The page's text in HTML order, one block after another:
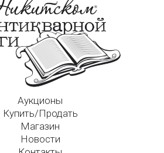
Аукционы
Купить/Продать
Магазин
Новости